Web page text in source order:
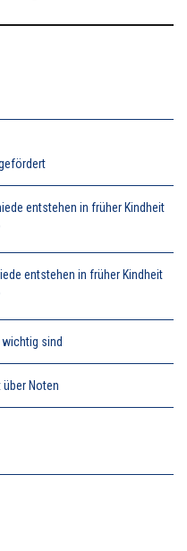
entstehen in früher Kindheit
entstehen in früher Kindheit
sind
über Noten